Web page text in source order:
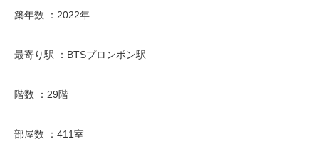
築年数 ：2022年
最寄り駅 ：BTSプロンポン駅
階数 ：29階
部屋数 ：411室